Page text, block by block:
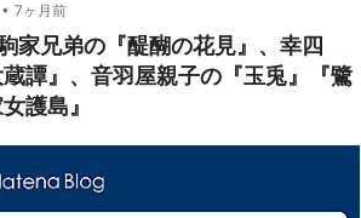
• 7ヶ月前
家兄弟の『醍醐の花見』、幸四
譚』、音羽屋親子の『玉兎』『鷺
護島』